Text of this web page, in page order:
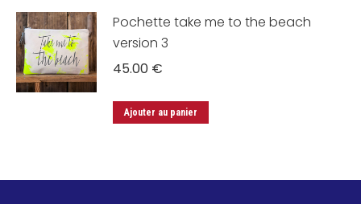
Pochette take me to the beach
version 3
45.00 €
Ajouter au panier